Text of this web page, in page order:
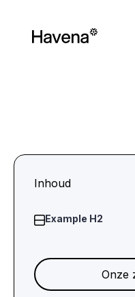
Inhoud
Example H2
Onze zorgpartner
Onze